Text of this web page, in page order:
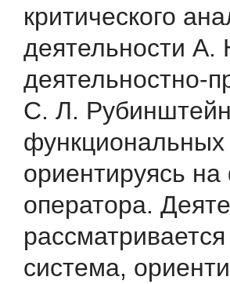
критического
деятельности А.
деятельностно-
С. Л.
ориентируясь
оператора.
система,